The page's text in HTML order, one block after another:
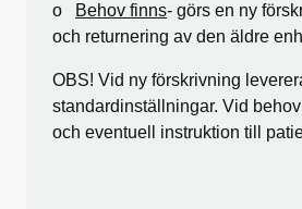
o Behov finns- görs en ny
och returnering av den äldre
OBS! Vid ny förskrivning
standardinställningar. Vid
och eventuell instruktion till